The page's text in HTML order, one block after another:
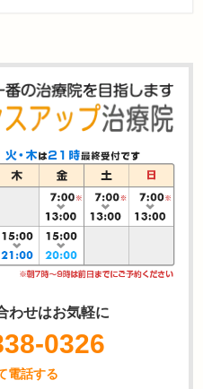
わせはお気軽に
0326
電話する